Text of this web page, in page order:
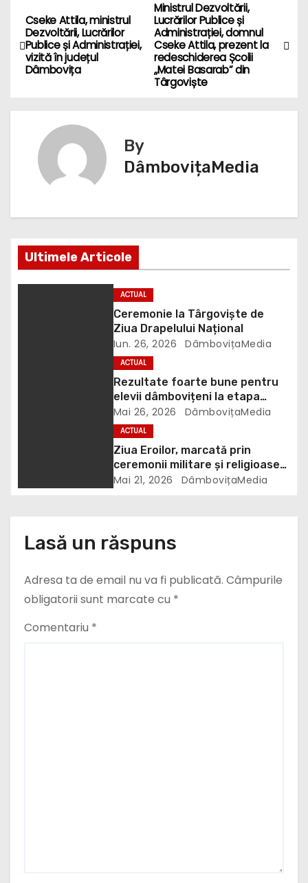
N
a
v
e
î
n
Ministrul Dezvoltării,
Lucrărilor Publice și
Administrației, domnul
Cseke Attila, prezent la
redeschiderea Școlii
„Matei Basarab” din
Târgoviște
Cseke Attila, ministrul
Dezvoltării, Lucrărilor
Publice și Administrației,
vizită în județul
Dâmbovița
By
DâmbovițaMedia
Ultimele Articole
ACTUAL
Ceremonie la Târgoviște de
Ziua Drapelului Național
Iun. 26, 2026 DâmbovițaMedia
ACTUAL
Rezultate foarte bune pentru
elevii dâmbovițeni la etapa
națională a concursului „ȘTIU ȘI
APLIC”
Mai 26, 2026 DâmbovițaMedia
ACTUAL
Ziua Eroilor, marcată prin
ceremonii militare și religioase
la Târgoviște
Mai 21, 2026 DâmbovițaMedia
Lasă un răspuns
Adresa ta de email nu va fi publicată. Câmpurile
obligatorii sunt marcate cu *
Comentariu *